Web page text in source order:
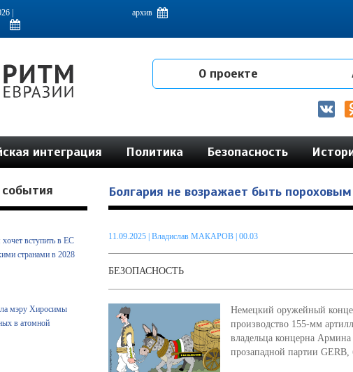
актуальным проблемам интеграции на постсоветском пространстве
| архив
О проекте
интеграция Политика Безопасность
Болгария не возражает быть
11.09.2025| Владислав МАКАРОВ | 00.03
БЕЗОПАСНОСТЬ
Немецкий оружейный
производство 155-мм
владельца концерна
прозападной партии
вступить в ЕС
странами в 2028
мэру Хиросимы
в атомной